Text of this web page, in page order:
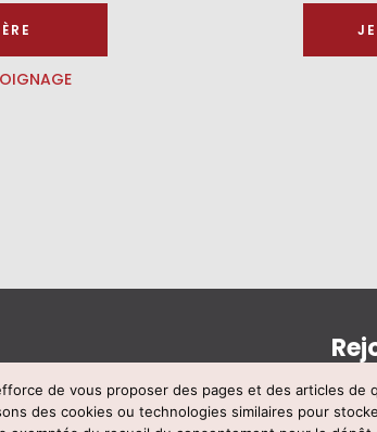
de vous proposer des pages et des articles
des cookies ou technologies similaires pour